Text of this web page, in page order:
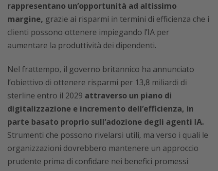
rappresentano un’opportunità ad altissimo
margine, grazie ai risparmi in termini di efficienza che i
clienti possono ottenere impiegando l’IA per
aumentare la produttività dei dipendenti.
Nel frattempo, il governo britannico ha annunciato
l’obiettivo di ottenere risparmi per 13,8 miliardi di
sterline entro il 2029 attraverso un piano di
digitalizzazione e incremento dell’efficienza, in
parte basato proprio sull’adozione degli agenti IA.
Strumenti che possono rivelarsi utili, ma verso i quali le
organizzazioni dovrebbero mantenere un approccio
prudente prima di confidare nei benefici promessi